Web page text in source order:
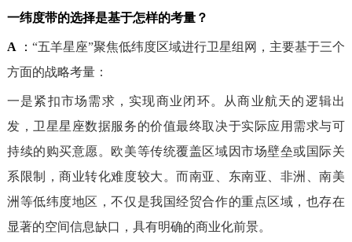
一纬度带的选择是基于怎样的考量？
A ： “五羊星座”聚焦低纬度区域进行卫星组网，主要基于三个
方面的战略考量：
一是紧扣市场需求，实现商业闭环。从商业航天的逻辑出
发，卫星星座数据服务的价值最终取决于实际应用需求与可
持续的购买意愿。欧美等传统覆盖区域因市场壁垒或国际关
系限制，商业转化难度较大。而南亚、东南亚、非洲、南美
洲等低纬度地区，不仅是我国经贸合作的重点区域，也存在
显著的空间信息缺口，具有明确的商业化前景。